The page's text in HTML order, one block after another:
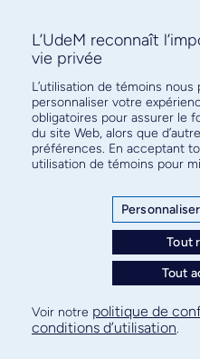
Abonnez-vous
pour connaître
Plan de site
L’UdeM reconnaît
vie privée
L’utilisation de témoins nous
personnaliser votre
obligatoires pour assurer le
du site Web, alors que
préférences. En acceptant
utilisation de témoins pour
Tout
Tout
Voir notre politique de
conditions d’utilisation.